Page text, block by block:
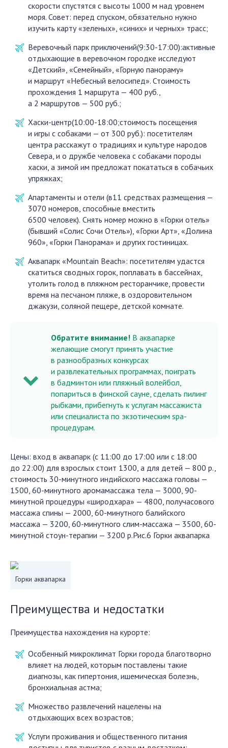
скорости спустятся с высоты 1000 м над уровнем
моря. Совет: перед спуском, обязательно нужно
изучить карту «зеленых», «синих» и черных» трасс;
Веревочный парк приключений(9:30-17:00):активные
отдыхающие в веревочном городке исследуют
«Детский», «Семейный», «Горную панораму»
и маршрут «Небесный велосипед». Стоимость
прохождения 1 маршрута — 400 руб.,
а 2 маршрутов — 500 руб.;
Хаски-центр(10:00-18:00;стоимость посещения
и игры с собаками — от 300 руб.): посетителям
центра расскажут о традициях и культуре народов
Севера, и о дружбе человека с собаками породы
хаски, а зимой им предложат покататься в собачьих
упряжках;
Апартаменты и отели (в11 средствах размещения —
3070 номеров, способные вместить
6500 человек). Снять номер можно в «Горки отель»
(бывший «Солис Сочи Отель»), «Горки Арт», «Долина
960», «Горки Панорама» и других гостиницах.
Аквапарк «Mountain Beach»: посетителям удастся
скатиться сводных горок, поплавать в бассейнах,
утолить голод в пляжном ресторанчике, провести
время на песчаном пляже, в оздоровительном
джакузи, соляной пещере, детской комнате.
Обратите внимание! В аквапарке
желающие смогут принять участие
в разнообразных конкурсах
и развлекательных программах, поиграть
в бадминтон или пляжный волейбол,
попариться в финской сауне, сделать пилинг
рыбками, прибегнуть к услугам массажиста
или специалиста по экзотическим spa-
процедурам.
Цены: вход в аквапарк (с 11:00 до 17:00 или с 18:00
до 22:00) для взрослых стоит 1300, а для детей — 800 р.,
стоимость 30-минутного индийского массажа головы —
1500, 60-минутного аромамассажа тела — 3000, 90-
минутной процедуры «широдхара» — 4800, получасового
массажа спины — 2000, 60-минутного балийского
массажа — 3200, 60-минутного слим-массажа — 3500, 60-
минутной стоун-терапии — 3200 р.Рис.6 Горки аквапарка
Горки аквапарка
Преимущества и недостатки
Преимущества нахождения на курорте:
Особенный микроклимат Горки города благотворно
влияет на людей, которым поставлены такие
диагнозы, как гипертония, ишемическая болезнь,
бронхиальная астма;
Множество развлечений нацелены на
отдыхающих всех возрастов;
Услуги проживания и общественного питания